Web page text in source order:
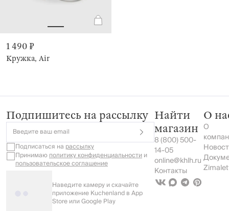
1 490 ₽
Кружка, Air
Подпишитесь на рассылку
Введите ваш email
Подписаться на рассылку
Принимаюполитику конфиденциальностии
пользовательское соглашение
Наведите камеру и скачайте
приложение Kuchenland в App
Store или Google Play
Найти
магазин
8 (800) 500-
14-05
online@khlh.ru
Контакты
О
О